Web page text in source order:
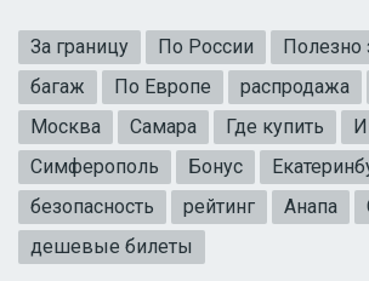
За границу По России Полезно
багаж
По Европе распродажа
Москва
Самара Где купить
Симферополь
Бонус
безопасность
рейтинг Анапа
дешевые билеты